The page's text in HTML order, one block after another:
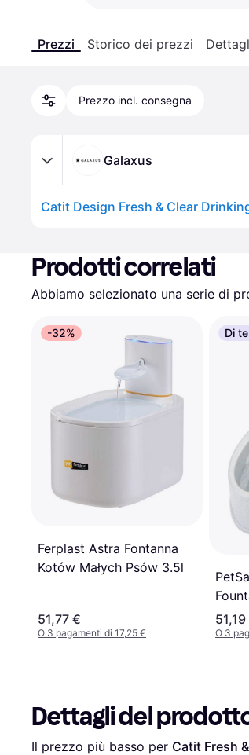
Prezzi Storico dei prezzi
Prezzo incl. consegna
Galaxus
Prodotti correlati
Abbiamo selezionato una serie di
-32%
Ferplast Astra Fontanna
Kotów Małych Psów 3.5l
51,77 €
O 3 pagamenti di 17,25 €
Di
O 3
Dettagli del
Il prezzo più basso per Catit Fresh